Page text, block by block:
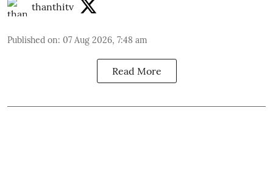
thanthitv
Published on: 07 Aug 2026, 7:48 am
Read More